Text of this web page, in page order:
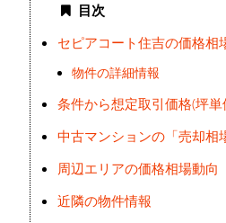
目次
セピアコート住吉の価格相
物件の詳細情報
条件から想定取引価格(坪単
中古マンションの「売却相
周辺エリアの価格相場動向
近隣の物件情報